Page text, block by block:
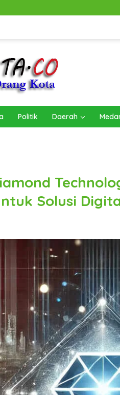
Serapan
Politik Daerah
Solusi